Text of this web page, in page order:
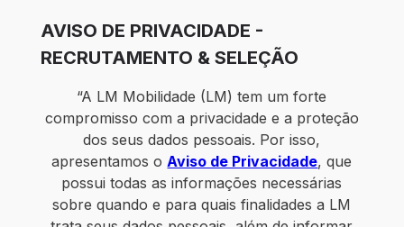
AVISO DE PRIVACIDADE -
RECRUTAMENTO & SELEÇÃO
“A LM Mobilidade (LM) tem um forte
compromisso com a privacidade e a proteção
dos seus dados pessoais. Por isso,
apresentamos o Aviso de Privacidade, que
possui todas as informações necessárias
sobre quando e para quais finalidades a LM